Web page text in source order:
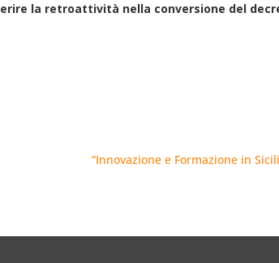
la retroattività nella conversione del
“Innovazione e Formazione in